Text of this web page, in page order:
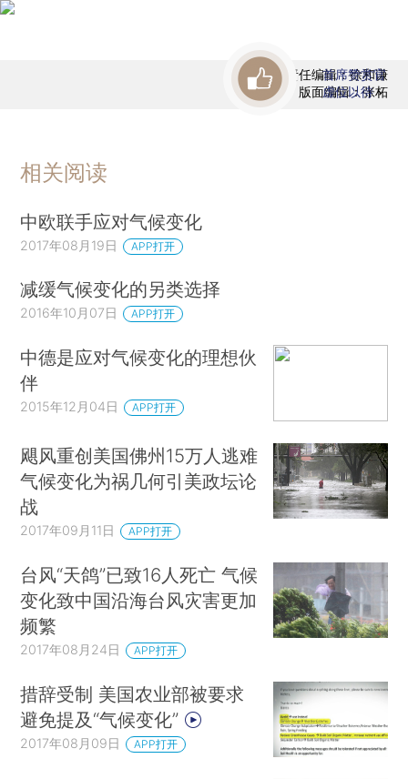
责任编辑：徐和谦
版面编辑：张柘
首席赞赏官
虚位以待
相关阅读
中欧联手应对气候变化
2017年08月19日 APP打开
减缓气候变化的另类选择
2016年10月07日 APP打开
中德是应对气候变化的理想伙
伴
2015年12月04日 APP打开
飓风重创美国佛州15万人逃难
气候变化为祸几何引美政坛论
战
2017年09月11日 APP打开
台风“天鸽”已致16人死亡 气候
变化致中国沿海台风灾害更加
频繁
2017年08月24日 APP打开
措辞受制 美国农业部被要求
避免提及“气候变化”
2017年08月09日 APP打开